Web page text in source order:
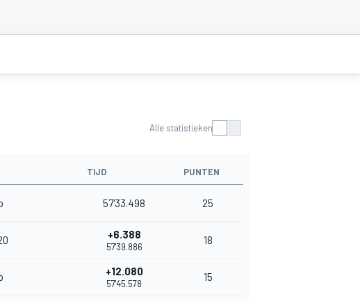
Alle statistieken
TIJD PUNTEN
57'33.498 25
+6.388
57'39.886
18
+12.080
57'45.578
15